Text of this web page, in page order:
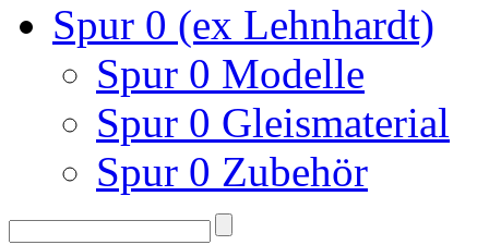
Spur 0 (ex Lehnhardt)
Spur 0 Modelle
Spur 0 Gleismaterial
Spur 0 Zubehör